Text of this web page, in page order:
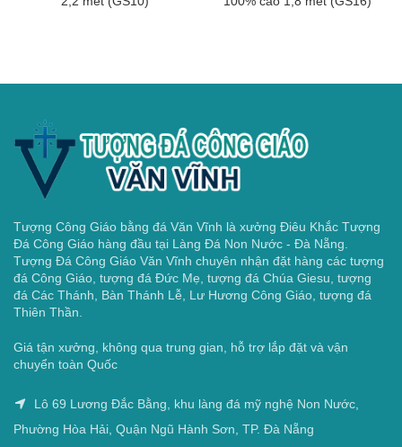
Tượng Công Giáo bằng đá Văn Vĩnh là xưởng Điêu Khắc Tượng
Đá Công Giáo hàng đầu tại Làng Đá Non Nước - Đà Nẵng.
Tượng Đá Công Giáo Văn Vĩnh chuyên nhận đặt hàng các tượng
đá Công Giáo, tượng đá Đức Mẹ, tượng đá Chúa Giesu, tượng
đá Các Thánh, Bàn Thánh Lễ, Lư Hương Công Giáo, tượng đá
Thiên Thần.
Giá tận xưởng, không qua trung gian, hỗ trợ lắp đặt và vận
chuyển toàn Quốc
Lô 69 Lương Đắc Bằng, khu làng đá mỹ nghệ Non Nước,
Phường Hòa Hải, Quận Ngũ Hành Sơn, TP. Đà Nẵng